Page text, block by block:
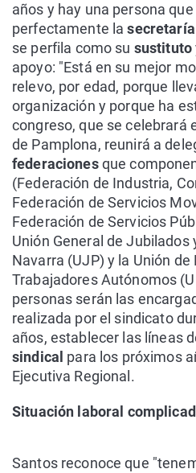
años y hay una persona
perfectamente lasecretaría
se perfila como su sustituto
apoyo: "Está en su mejor
relevo, por edad, porque
organización y porque ha
congreso, que se celebrará
de Pamplona, reunirá a
federacionesque
(Federación de Industria,
Federación de Servicios
Federación de Servicios
Unión General de Jubilados
Navarra (UJP) y la Unión
Trabajadores Autónomos
personas serán las
realizada por el sindicato
años, establecer las líneas
sindical para los próximos
Ejecutiva Regional.
Situación laboral
Santos reconoce que